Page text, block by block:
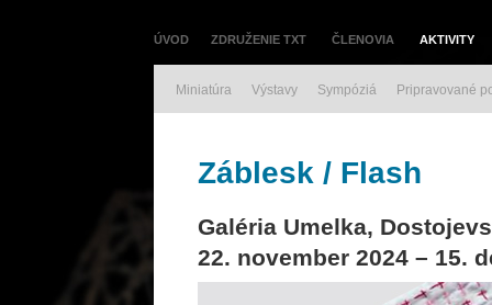
ÚVOD ZDRUŽENIE TXT ČLENOVIA AKTIVITY
Miniatúra Výstavy Sympóziá Pripravované
Záblesk / Flash
Galéria Umelka,
22. november 2024 – 15.